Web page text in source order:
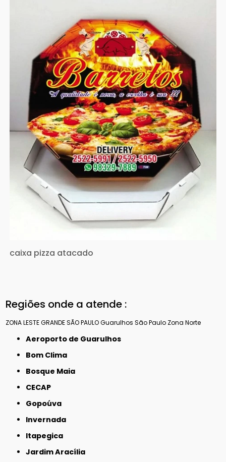
caixa pizza atacado
Regiões onde a atende :
ZONA LESTEGRANDE SÃO PAULOGuarulhos São Paulo Zona Norte
Aeroporto de Guarulhos
Bom Clima
Bosque Maia
CECAP
Gopoúva
Invernada
Itapegica
Jardim Aracília